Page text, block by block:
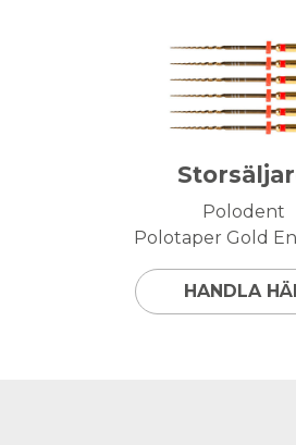
Polodent
Polotaper Gold
HANDLA